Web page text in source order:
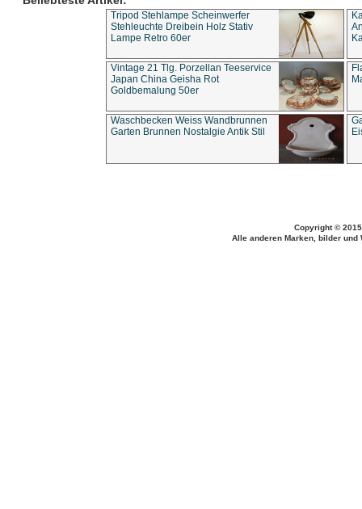
Tripod Stehlampe Scheinwerfer
Stehleuchte Dreibein Holz Stativ
Lampe Retro 60er
Vintage 21 Tlg. Porzellan Teeservice
Japan China Geisha Rot
Goldbemalung 50er
Waschbecken Weiss Wandbrunnen
Garten Brunnen Nostalgie Antik Stil
Copyright ©
Alle anderen Marken, bilder und